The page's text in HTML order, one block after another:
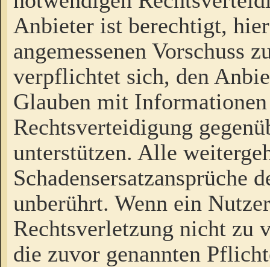
Anbieter ist berechtigt,
angemessenen Vorschuss
verpflichtet sich, den
Glauben mit
Rechtsverteidigung
unterstützen. Alle
Schadensersatzansprüche
unberührt. Wenn ein
Rechtsverletzung nicht zu
die zuvor genannten